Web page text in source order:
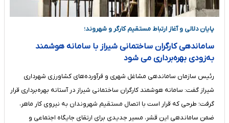
پایان دلالی و آغاز ارتباط مستقیم کارگر و شهروند؛
ساماندهی کارگران ساختمانی شیراز با سامانه هوشمند
به‌زودی بهره‌برداری می شود
رئیس سازمان ساماندهی مشاغل شهری و فرآورده‌های کشاورزی شهرداری
شیراز گفت: سامانه هوشمند کارگران ساختمانی شیراز در آستانه بهره‌برداری قرار
گرفت؛ طرحی که قرار است با اتصال مستقیم شهروندان به نیروی کار ماهر،
ضمن ساماندهی این قشر، مسیر جدیدی برای ارتقای جایگاه اجتماعی و